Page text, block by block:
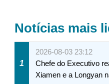
Notícias mais
1
2026-08-03 23:12
Chefe do Executivo
Xiamen e a Longyan